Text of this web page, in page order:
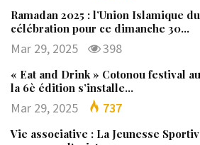
Ramadan 2025 : l’Union Islamique
célébration pour ce dimanche 30…
Mar 29, 2025 398
« Eat and Drink » Cotonou festival
la 6è édition s’installe…
Mar 29, 2025 737
Vie associative : La Jeunesse